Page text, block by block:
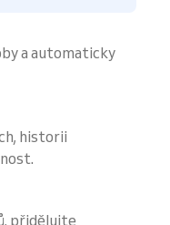
a automaticky
historii
přidělujte